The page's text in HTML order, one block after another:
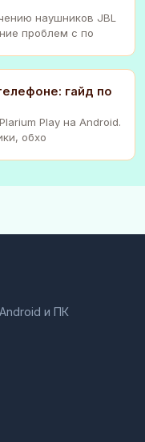
наушников JBL
проблем с по
гайд по
Play на Android.
обхо
и ПК